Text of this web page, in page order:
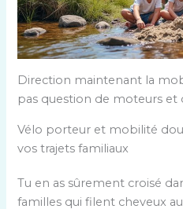
Direction maintenant la
pas question de moteurs et
Vélo porteur et mobilité
vos trajets familiaux
Tu en as sûrement croisé
familles qui filent cheveux